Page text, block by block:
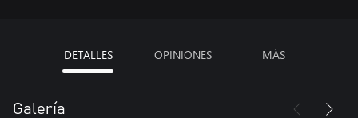
DETALLES OPINIONES MÁS
Galería